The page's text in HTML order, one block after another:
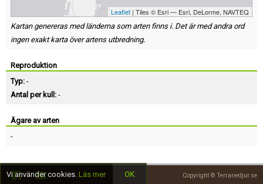
Leaflet | Tiles © Esri — Esri, DeLorme, NAVTEQ
Kartan genereras med länderna som arten finns i. Det är med andra ord
ingen exakt karta över artens utbredning.
Reproduktion
Typ: -
Antal per kull: -
Ägare av arten
-
Copyright © Terrariedjur.se
Vi använder cookies. Läs mer OK